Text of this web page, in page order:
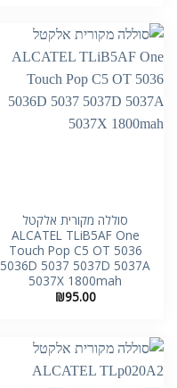
סוללה מקורית אלקטל
ALCATEL TLiB5AF One
Touch Pop C5 OT 5036
5036D 5037 5037D 5037A
5037X 1800mah
₪95.00